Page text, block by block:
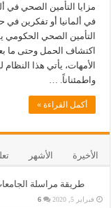
مزايا التأمين الصحي في
في ألمانيا أو تفكرين في
التأمين الصحي الحكومي
اكتشاف الحمل وحتى ما
الأمهات، يأتي هذا
واطمئناناً. …
أكمل القراءة »
الأخيرة الأشهر
طريقة مراسلة
فبراير 5, 2020 6